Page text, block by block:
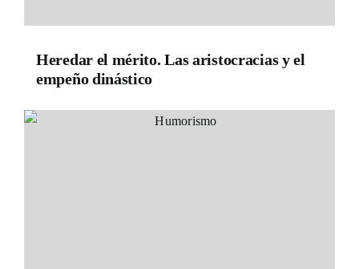
Heredar el mérito. Las aristocracias y el
empeño dinástico